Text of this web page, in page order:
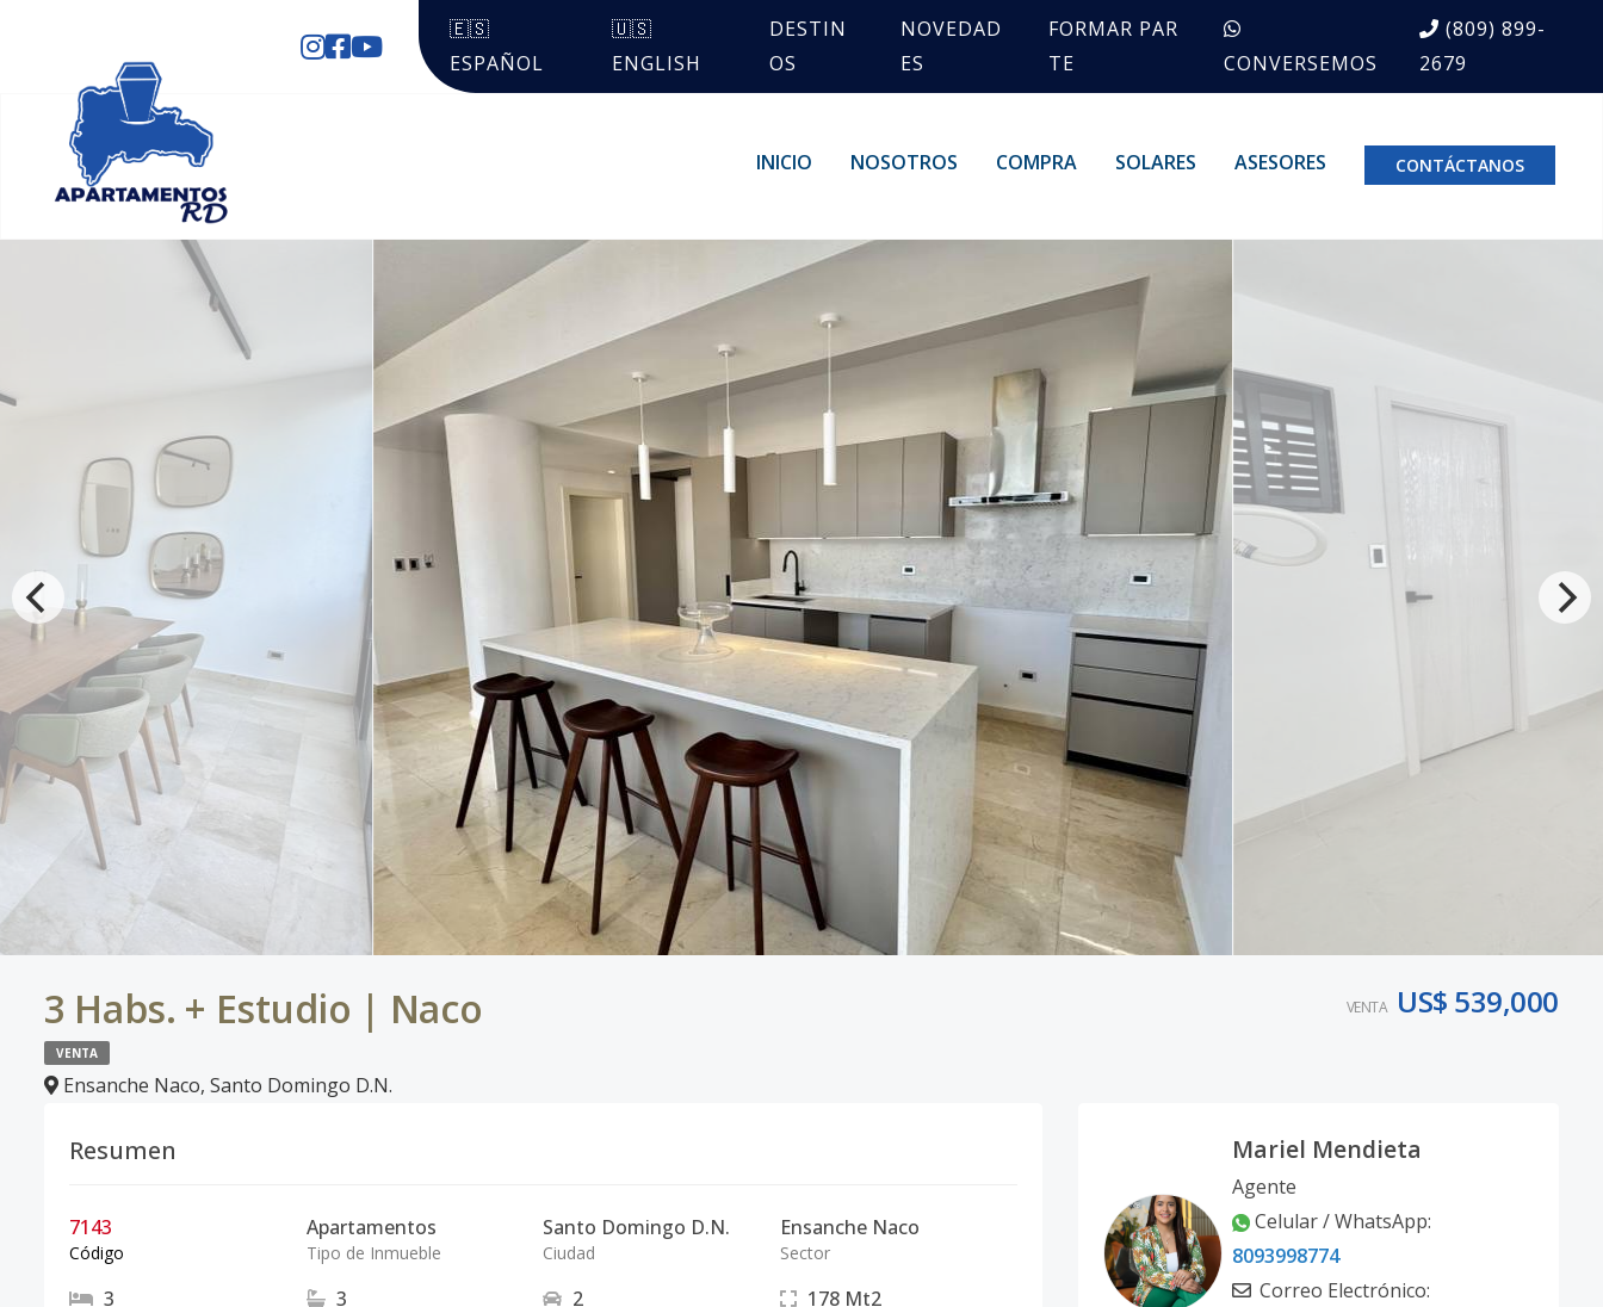
🇪🇸
ESPAÑOL
🇺🇸
ENGLISH
DESTIN
OS
NOVEDAD
ES
FORMAR PAR
TE
CONVERSEMOS
(809) 899-
2679
INICIO NOSOTROS COMPRA SOLARES ASESORES CONTÁCTANOS
3 Habs. + Estudio | Naco
VENTA
Ensanche Naco, Santo Domingo D.N.
VENTA US$ 539,000
Resumen
7143
Código
Apartamentos
Tipo de Inmueble
Santo Domingo D.N.
Ciudad
Ensanche Naco
Sector
3 3 2 178 Mt2
Mariel Mendieta
Agente
Celular / WhatsApp:
8093998774
Correo Electrónico: